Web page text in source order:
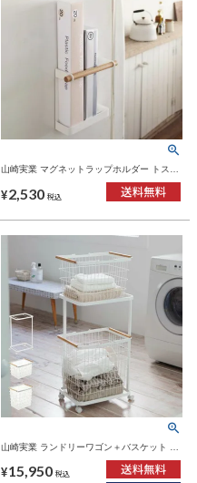
山崎実業 マグネットラップホルダー トスカ
tosca | キッチン雑貨・トスカシリーズ
¥2,530 税込
山崎実業 ランドリーワゴン＋バスケット ト
スカシリーズ
¥15,950 税込